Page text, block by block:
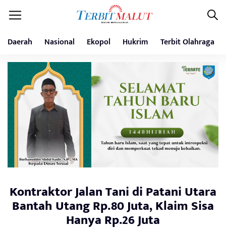
Daerah Nasional Ekopol Hukrim Terbit Olahraga
Kontraktor Jalan Tani di Patani Utara
Bantah Utang Rp.80 Juta, Klaim Sisa
Hanya Rp.26 Juta